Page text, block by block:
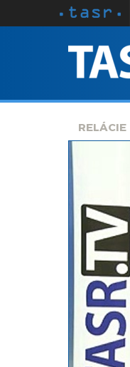
SPRAVODAJSTVO
KONTAKT
RELÁCIE